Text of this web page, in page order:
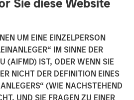
Sie diese Website
UM EINE EINZELPERSON
IM SINNE DER
(AIFMD) IST, ODER WENN SIE
NICHT DER DEFINITION EINES
(WIE NACHSTEHEND
UND SIE FRAGEN ZU EINER
Real Estate
The Scion
University
Student